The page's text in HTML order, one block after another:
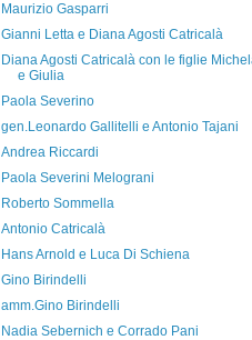
Maurizio Gasparri
Gianni Letta e Diana Agosti Catricalà
Diana Agosti Catricalà con le figlie
e Giulia
Paola Severino
gen.Leonardo Gallitelli e Antonio Tajani
Andrea Riccardi
Paola Severini Melograni
Roberto Sommella
Antonio Catricalà
Hans Arnold e Luca Di Schiena
Gino Birindelli
amm.Gino Birindelli
Nadia Sebernich e Corrado Pani